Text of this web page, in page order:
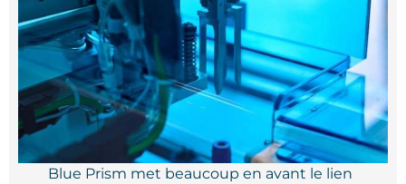
Blue Prism met beaucoup en avant le lien